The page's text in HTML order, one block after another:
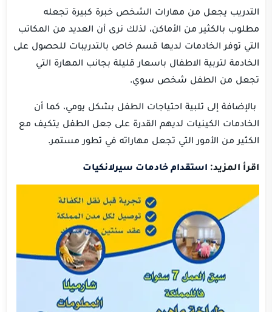
التدريب يجعل من مهارات الشخص خبرة كبيرة تجعله
مطلوب بالكثير من الأماكن، لذلك نرى أن العديد من المكاتب
التي توفر الخادمات لديها قسم خاص بالتدريبات للحصول على
الخادمة لتربية الاطفال باسعار قليلة بجانب المهارة التي
تجعل من الطفل شخص سوي.
بالإضافة إلى تلبية احتياجات الطفل بشكل يومي، كما أن
الخادمات الكينيات لديهم القدرة على جعل الطفل يتكيف مع
الكثير من الأمور التي تجعل مهاراته في تطور مستمر.
اقرأ المزيد: استقدام خادمات سيرلانكيات